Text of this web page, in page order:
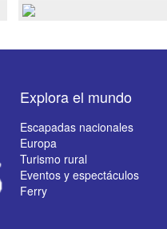
Explora el mundo
Escapadas nacionales
Europa
Turismo rural
Eventos y espectáculos
Ferry